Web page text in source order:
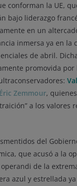
conforman la UE,
bajo liderazgo
en un
inmersa ya en la
de abril.
promovida por
Éric Zemmour,
a los valores
del
que acusó a la
de la
azul y estrellada ya